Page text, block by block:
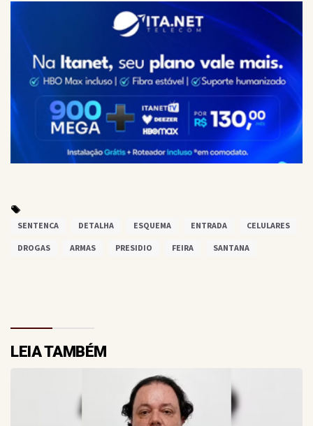
SENTENCA DETALHA ESQUEMA ENTRADA CELULARES
DROGAS ARMAS PRESIDIO FEIRA SANTANA
LEIA TAMBÉM